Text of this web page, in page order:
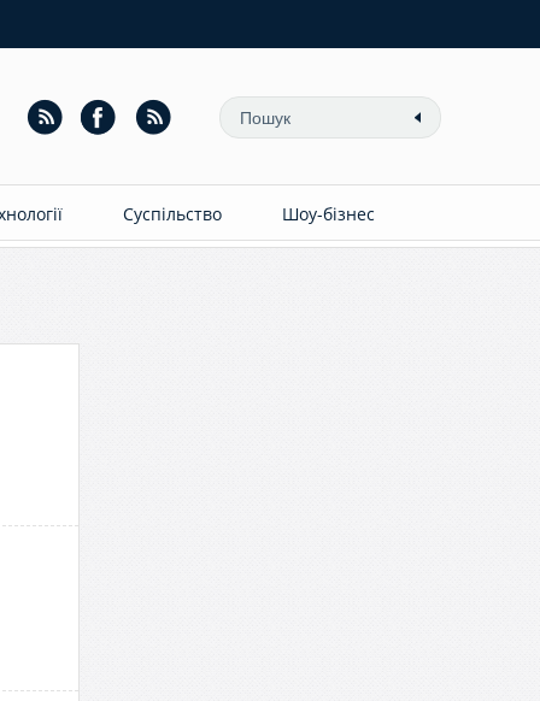
Суспільство Шоу-бізнес